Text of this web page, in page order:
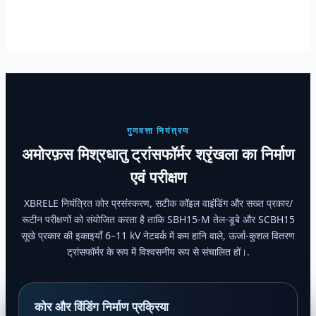
गुणवत्ता नियंत्रण
अमोरफ़स मिश्रधातु ट्रांसफॉर्मर श्रृंखला का निर्माण
एवं परीक्षण
XBRELE नियंत्रित कोर प्रसंस्करण, सटीक कॉइल वाइंडिंग और सख्त प्रकार/
रूटीन परीक्षणों को संयोजित करता है ताकि SBH15-M तेल-डूबे और SCBH15
सूखे प्रकार की इकाइयाँ 6–11 kV नेटवर्क में कम हानि वाले, ऊर्जा-कुशल वितरण
ट्रांसफॉर्मर के रूप में विश्वसनीय रूप से संचालित हों।.
कोर और विंडिंग निर्माण प्रक्रिया